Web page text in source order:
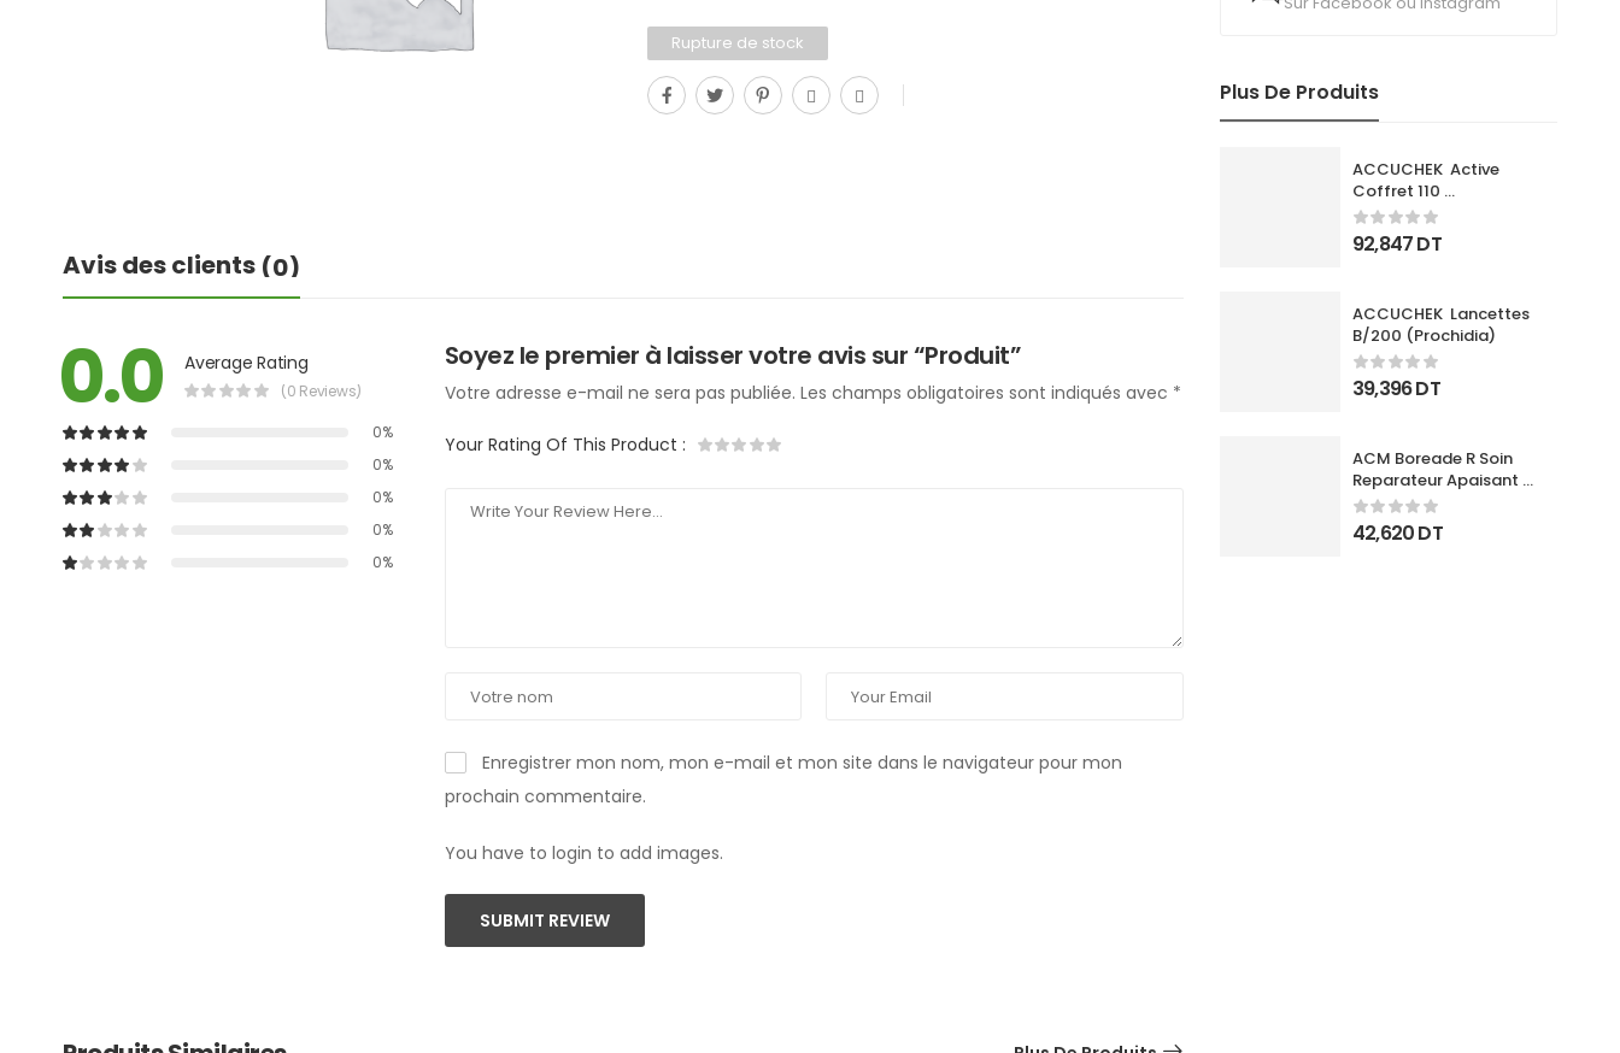
Plus De Produits
ACCUCHEK  Active
Coffret 110
Bandlettes+Appareil
92,847DT
ACCUCHEK  Lancettes
B/200 (Prochidia)
39,396DT
ACM Boreade R Soin
Reparateur Apaisant
40Ml
42,620DT
Rupture de stock
Avis des clients (0)
0.0 Average Rating
(0 Reviews)
0%
0%
0%
0%
0%
Soyez le premier à laisser votre avis sur “Produit”
Votre adresse e-mail ne sera pas publiée. Les champs obligatoires sont indiqués avec *
Your Rating Of This Product :
Enregistrer mon nom, mon e-mail et mon site dans le navigateur pour mon
prochain commentaire.
You have to login to add images.
SUBMIT REVIEW